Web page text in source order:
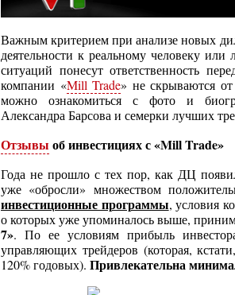
Важным критерием при анализе новых
деятельности к реальному человеку
ситуаций понесут ответственность
компании «Mill Trade» не скрываются
можно ознакомиться с фото и
Александра Барсова и семерки лучших
Отзывы об инвестициях с «Mill Trade»
Года не прошло с тех пор, как ДЦ
уже «обросли» множеством
инвестиционные программы, условия
о которых уже упоминалось выше,
7». По ее условиям прибыль
управляющих трейдеров (которая,
120% годовых). Привлекательна